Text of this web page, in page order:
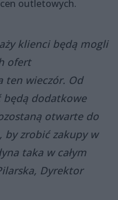
outletowych.
klienci będą mogli
ofert
ten wieczór. Od
będą dodatkowe
otwarte do
by zrobić zakupy w
taka w całym
Dyrektor